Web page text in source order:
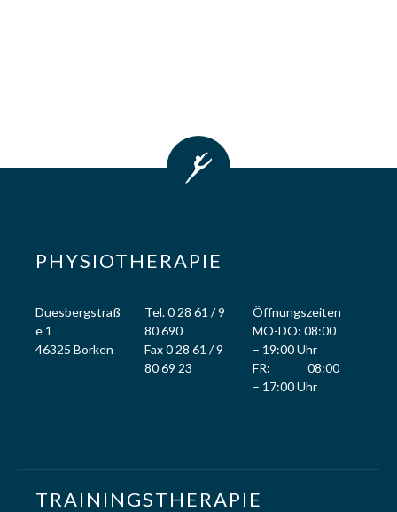
PHYSIOTHERAPIE
Duesbergstraß
e 1
46325 Borken
Tel. 0 28 61 / 9
80 690
Fax 0 28 61 / 9
80 69 23
Öffnungszeiten
MO-DO: 08:00
– 19:00 Uhr
FR: 08:00
– 17:00 Uhr
TRAININGSTHERAPIE